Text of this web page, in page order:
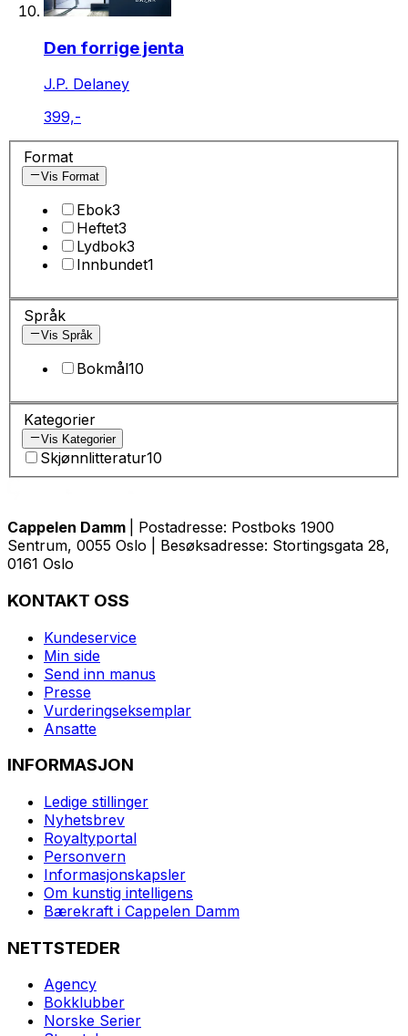
Den forrige jenta
J.P. Delaney
399,-
Format
Vis Format
Ebok3
Heftet3
Lydbok3
Innbundet1
Språk
Vis Språk
Bokmål10
Kategorier
Vis Kategorier
Skjønnlitteratur10
Cappelen Damm
| Postadresse: Postboks 1900
Sentrum, 0055 Oslo | Besøksadresse: Stortingsgata 28,
0161 Oslo
KONTAKT OSS
Kundeservice
Min side
Send inn manus
Presse
Vurderingseksemplar
Ansatte
INFORMASJON
Ledige stillinger
Nyhetsbrev
Royaltyportal
Personvern
Informasjonskapsler
Om kunstig intelligens
Bærekraft i Cappelen Damm
NETTSTEDER
Agency
Bokklubber
Norske Serier